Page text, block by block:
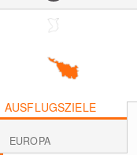
AUSFLUGSZIELE
EUROPA